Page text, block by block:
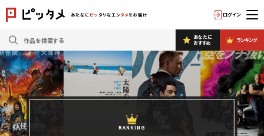
あたなに ピッ タリなエンタメをお届け ログイン
あなたに
おすすめ
ランキング
RANKING